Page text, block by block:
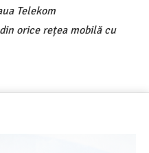
Telekom
orice rețea mobilă cu